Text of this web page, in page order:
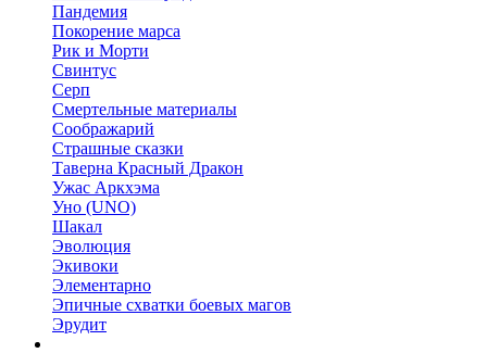
Пандемия
Покорение марса
Рик и Морти
Свинтус
Серп
Смертельные материалы
Соображарий
Страшные сказки
Таверна Красный Дракон
Ужас Аркхэма
Уно (UNO)
Шакал
Эволюция
Экивоки
Элементарно
Эпичные схватки боевых магов
Эрудит